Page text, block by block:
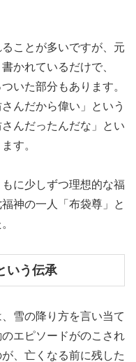
ことが多いですが、元
かれているだけで、
いた部分もあります。
んだから偉い」という
んだったんだな」とい
す。
に少しずつ理想的な福
神の一人「布袋尊」と
いう伝承
雪の降り方を言い当て
エピソードがのこされ
、亡くなる前に残した